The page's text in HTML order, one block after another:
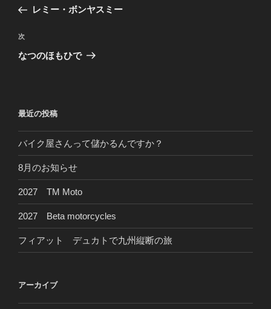
ナ
ビ
ゲ
ン
の
稿
レミー・ボンヤスミー
次
の
次
なつのほもひで
最近の投稿
バイク屋さんって儲かるんですか？
8月のお知らせ
2027 TM Moto
2027 Beta motorcycles
フィアット デュカトで九州縦断の旅
アーカイブ